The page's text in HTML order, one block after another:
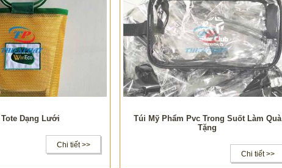
Dạng Lưới
Chi tiết >>
Túi Mỹ Phẩm Pvc Trong Suốt Làm Quà
Tặng
Chi tiết >>